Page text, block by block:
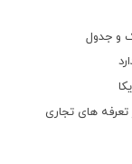
و جدول
های تجاری